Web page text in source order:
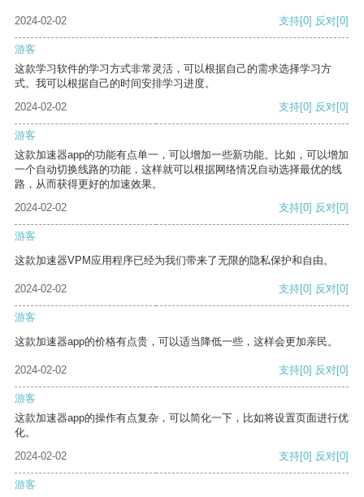
2024-02-02 支持[0] 反对[0]
游客
这款学习软件的学习方式非常灵活，可以根据自己的需求选择学习方
式。我可以根据自己的时间安排学习进度。
2024-02-02
支持[0] 反对[0]
游客
这款加速器app的功能有点单一，可以增加一些新功能。比如，可以增加
一个自动切换线路的功能，这样就可以根据网络情况自动选择最优的线
路，从而获得更好的加速效果。
2024-02-02
支持[0] 反对[0]
游客
这款加速器VPM应用程序已经为我们带来了无限的隐私保护和自由。
2024-02-02 支持[0] 反对[0]
游客
这款加速器app的价格有点贵，可以适当降低一些，这样会更加亲民。
2024-02-02 支持[0] 反对[0]
游客
这款加速器app的操作有点复杂，可以简化一下，比如将设置页面进行优
化。
2024-02-02
支持[0] 反对[0]
游客